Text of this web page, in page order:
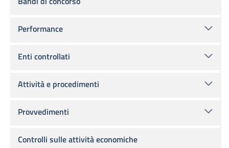
Performance
Enti controllati
Attività e procedimenti
Provvedimenti
Controlli sulle attività economiche